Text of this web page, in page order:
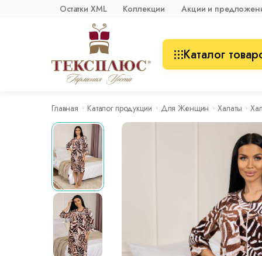
Остатки XML Коллекции Акции и
Каталог
Главная Каталог продукции Для Женщин Халаты